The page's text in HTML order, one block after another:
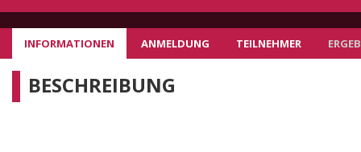
INFORMATIONEN ANMELDUNG TEILNEHMER
BESCHREIBUNG